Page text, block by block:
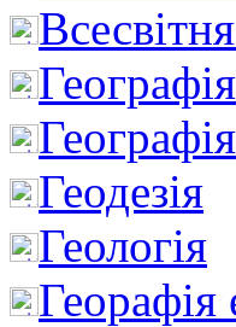
Географія
Геодезія
Геологія
Георафія